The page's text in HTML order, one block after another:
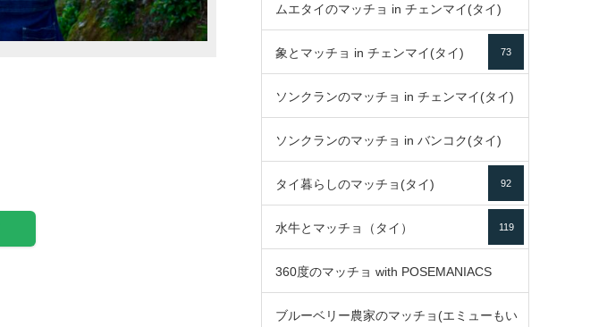
イ)
ムエタイのマッチョ in チェンマイ(タイ)
79
象とマッチョ in チェンマイ(タイ) 73
ソンクランのマッチョ in チェンマイ(タイ)
ソンクランのマッチョ in バンコク(タイ)
85
タイ暮らしのマッチョ(タイ) 92
水牛とマッチョ（タイ） 119
360度のマッチョ with POSEMANIACS
49
ブルーベリー農家のマッチョ(エミューもい